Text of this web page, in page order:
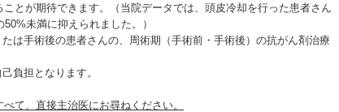
とが期待できます。（当院データでは、頭皮冷却を行った患者さん
未満に抑えられました。）
は手術後の患者さんの、周術期（手術前・手術後）の抗がん剤治療
負担となります。
て、直接主治医にお尋ねください。